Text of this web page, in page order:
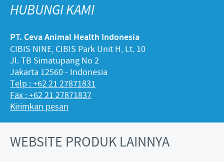
HUBUNGI KAMI
PT. Ceva Animal Health Indonesia
CIBIS NINE, CIBIS Park Unit H, Lt. 10
Jl. TB Simatupang No 2
Jakarta 12560 - Indonesia
Telp : +62 21 27871831
Fax : +62 21 27871837
Kirimkan pesan
WEBSITE PRODUK LAINNYA